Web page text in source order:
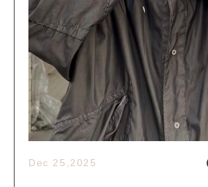
Dec 25,2025